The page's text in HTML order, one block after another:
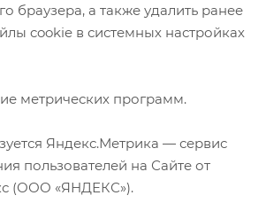
браузера, а также удалить ранее
cookie в системных настройках
метрических программ.
Яндекс.Метрика — сервис
пользователей на Сайте от
(ООО «ЯНДЕКС»).